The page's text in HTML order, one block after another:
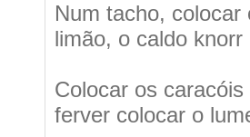
Num tacho,
limão, o caldo
Colocar os
ferver colocar o